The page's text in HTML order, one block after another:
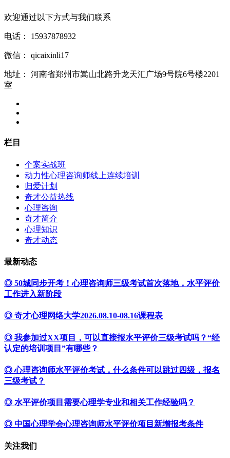
欢迎通过以下方式与我们联系
电话： 15937878932
微信： qicaixinli17
地址：
河南省郑州市嵩山北路升龙天汇广场9号院6号楼2201
室
栏目
个案实战班
动力性心理咨询师线上连续培训
归爱计划
奇才公益热线
心理咨询
奇才简介
心理知识
奇才动态
最新动态
◎ 50城同步开考！心理咨询师三级考试首次落地，水平评价
工作进入新阶段
◎ 奇才心理网络大学2026.08.10-08.16课程表
◎ 我参加过XX项目，可以直接报水平评价三级考试吗？“经
认定的培训项目”有哪些？
◎ 心理咨询师水平评价考试，什么条件可以跳过四级，报名
三级考试？
◎ 水平评价项目需要心理学专业和相关工作经验吗？
◎ 中国心理学会心理咨询师水平评价项目新增报考条件
关注我们